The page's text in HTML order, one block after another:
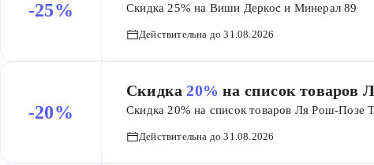
-25% Скидка 25% на Виши Деркос и Минерал 89
Действительна до 31.08.2026
-20%
Скидка 20%на список товаров
Скидка 20% на список товаров Ля Рош-Позе
Действительна до 31.08.2026